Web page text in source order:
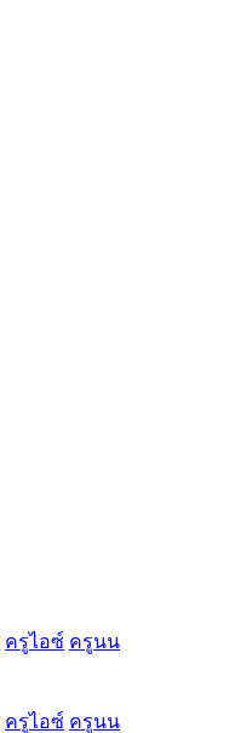
ครูไอซ์ ครูนน
ครูไอซ์ ครูนน